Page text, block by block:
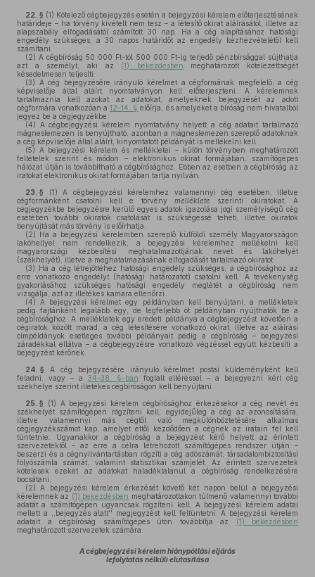
22. § (1) Kötelező cégbejegyzés esetén a bejegyzési kérelem előterjesztésének
határideje – ha törvény kivételt nem tesz – a létesítő okirat aláírásától, illetve az
alapszabály elfogadásától számított 30 nap. Ha a cég alapításához hatósági
engedély szükséges, a 30 napos határidőt az engedély kézhezvételétől kell
számítani.
(2) A cégbíróság 50 000 Ft-tól 500 000 Ft-ig terjedő pénzbírsággal sújthatja
azt a személyt, aki az (1) bekezdésben meghatározott kötelezettségét
késedelmesen teljesíti.
(3) A cég bejegyzésére irányuló kérelmet a cégformának megfelelő, a cég
képviselője által aláírt nyomtatványon kell előterjeszteni. A kérelemnek
tartalmaznia kell azokat az adatokat, amelyeknek bejegyzését az adott
cégformára vonatkozóan a12–14. § előírja, és amelyeket a bíróság nem hivatalból
jegyez be a cégjegyzékbe.
(4) A cégbejegyzési kérelem nyomtatvány helyett a cég adatait tartalmazó
mágneslemezen is benyújtható, azonban a mágneslemezen szereplő adatoknak
a cég képviselője által aláírt, kinyomtatott példányát is mellékelni kell.
(5) A bejegyzési kérelem és mellékletei – külön törvényben meghatározott
feltételek szerint és módon – elektronikus okirat formájában, számítógépes
hálózat útján is továbbítható a cégbírósághoz. Ebben az esetben a cégbíróság az
iratokat elektronikus okirat formájában tartja nyilván.
23. § (1) A cégbejegyzési kérelemhez valamennyi cég esetében, illetve
cégformánként csatolni kell e törvény melléklete szerinti okiratokat. A
cégjegyzékbe bejegyzésre kerülő egyes adatok igazolása jogi személyiségű cég
esetében további okiratok csatolását is szükségessé teheti, illetve okiratok
benyújtását más törvény is előírhatja.
(2) Ha a bejegyzési kérelemben szereplő külföldi személy Magyarországon
lakóhellyel nem rendelkezik, a bejegyzési kérelemhez mellékelni kell
magyarországi kézbesítési meghatalmazottjának nevét és lakóhelyét
(székhelyét), illetve a meghatalmazásának elfogadását tartalmazó okiratot.
(3) Ha a cég létrejöttéhez hatósági engedély szükséges, a cégbírósághoz az
erre vonatkozó engedélyt (hatósági határozatot) csatolni kell. A tevékenység
gyakorlásához szükséges hatósági engedély meglétét a cégbíróság nem
vizsgálja, azt az illetékes kamara ellenőrzi.
(4) A bejegyzési kérelmet egy példányban kell benyújtani, a mellékletek
pedig fajtánként legalább egy, de legfeljebb öt példányban nyújthatók be a
cégbírósághoz. A mellékletek egy eredeti példánya a cégbejegyzést követően a
cégiratok között marad, a cég létesítésére vonatkozó okirat, illetve az aláírási
címpéldányok esetleges további példányait pedig a cégbíróság – bejegyzési
záradékkal ellátva – a cégbejegyzésre vonatkozó végzéssel együtt kézbesíti a
bejegyzést kérőnek.
24. § A cég bejegyzésére irányuló kérelmet postai küldeményként kell
feladni, vagy – a 34–38. §-ban foglalt eltéréssel – a bejegyezni kért cég
székhelye szerint illetékes cégbíróságon kell benyújtani.
25. § (1) A bejegyzési kérelem cégbírósághoz érkezésekor a cég nevét és
székhelyét számítógépen rögzíteni kell, egyidejűleg a cég az azonosítására,
illetve valamennyi más cégtől való megkülönböztetésére alkalmas
cégjegyzékszámot kap, amelyet ettől kezdődően a cégnek az iratain fel kell
tüntetnie. Ugyanakkor a cégbíróság a bejegyzést kérő helyett az érintett
szervezetektől – az erre a célra létrehozott számítógépes rendszer útján –
beszerzi és a cégnyilvántartásban rögzíti a cég adószámát, társadalombiztosítási
folyószámla számát, valamint statisztikai számjelét. Az érintett szervezetek
kötelesek ezeket az adatokat haladéktalanul a cégbíróság rendelkezésére
bocsátani.
(2) A bejegyzési kérelem érkezését követő két napon belül a bejegyzési
kérelemnek az (1) bekezdésben meghatározottakon túlmenő valamennyi további
adatát a számítógépen ugyancsak rögzíteni kell. A bejegyzési kérelem adatai
mellett a ,,bejegyzés alatt'' megjegyzést kell feltüntetni. A bejegyzési kérelem
adatait a cégbíróság számítógépes úton továbbítja az
(1) bekezdésben
meghatározott szervezetek számára.
A cégbejegyzési kérelem hiánypótlási eljárás
lefolytatás nélküli elutasítása